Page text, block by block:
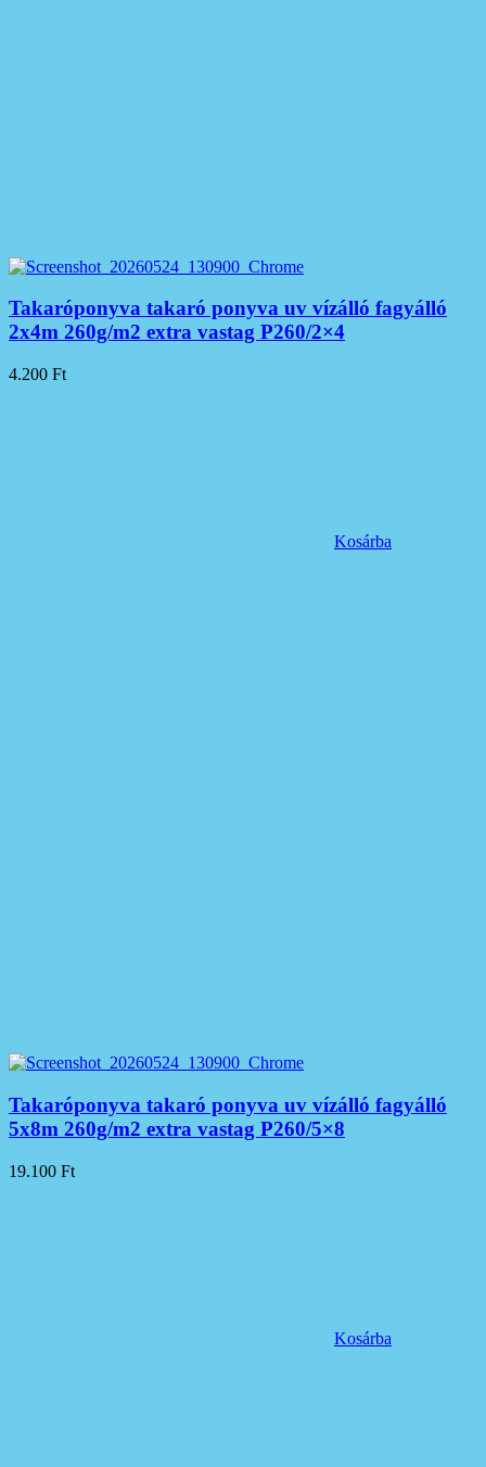
Takaróponyva takaró ponyva uv vízálló fagyálló
2x4m 260g/m2 extra vastag P260/2×4
4.200 Ft
Kosárba
Takaróponyva takaró ponyva uv vízálló fagyálló
5x8m 260g/m2 extra vastag P260/5×8
19.100 Ft
Kosárba